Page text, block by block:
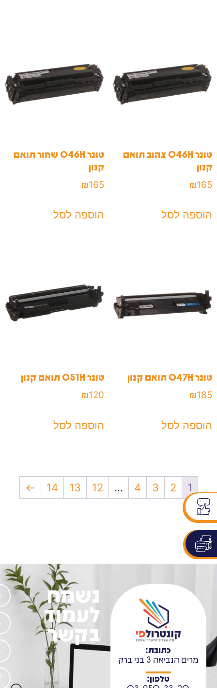
טונר 046H צהוב תואם
קנון
₪165
הוספה לסל
טונר 046H שחור תואם
קנון
₪165
הוספה לסל
טונר 047H תואם קנון
₪185
הוספה לסל
טונר 051H תואם קנון
₪120
הוספה לסל
1
2
3
4
…
12
13
14
←
כתובת:
מרים הנביאה 3 בני ברק
טלפון:
נשמח
לעמוד
בקשר